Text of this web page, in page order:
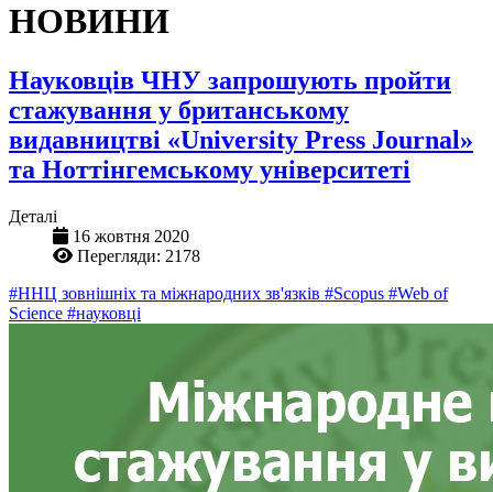
НОВИНИ
Науковців ЧНУ запрошують пройти
стажування у британському
видавництві «University Press Journal»
та Ноттінгемському університеті
Деталі
16 жовтня 2020
Перегляди: 2178
#ННЦ зовнішніх та міжнародних зв'язків #Scopus #Web of
Science #науковці